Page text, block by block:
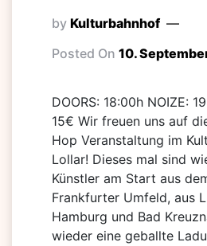
by Kulturbahnhof
Posted On 10.
DOORS: 18:00h NOIZE:
15€ Wir freuen uns auf
Hop Veranstaltung im
Lollar! Dieses mal sind
Künstler am Start aus
Frankfurter Umfeld, aus
Hamburg und Bad
wieder eine geballte